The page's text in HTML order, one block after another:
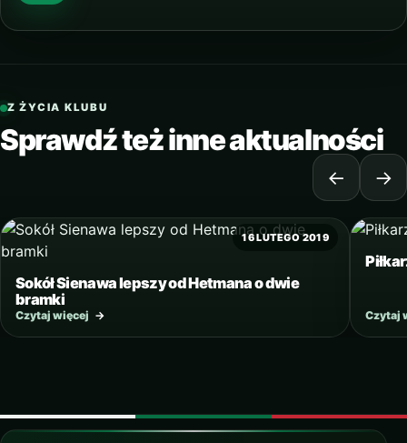
Z ŻYCIA KLUBU
Sprawdź też inne aktualności
← →
16 LUTEGO 2019
Sokół Sienawa lepszy od Hetmana o dwie
bramki
Czytaj więcej → Czytaj